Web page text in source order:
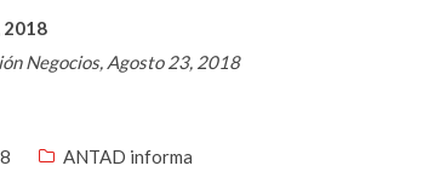
2018
Negocios, Agosto 23, 2018
ANTAD informa